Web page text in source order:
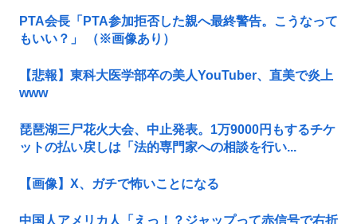
PTA会長「PTA参加拒否した親へ最終警告。こうなって
もいい？」 （※画像あり）
【悲報】東科大医学部卒の美人YouTuber、直美で炎上
www
琵琶湖三尸花火大会、中止発表。1万9000円もするチケ
ットの払い戻しは「法的専門家への相談を行い...
【画像】X、ガチで怖いことになる
中国人アメリカ人「えっ！？ジャップって赤信号で右折